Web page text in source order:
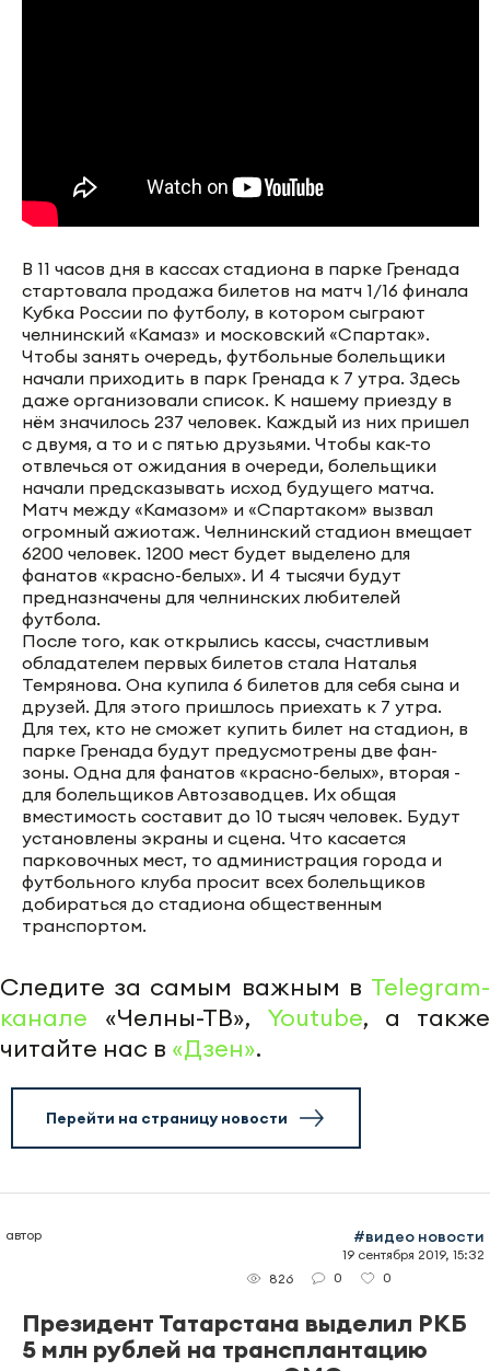
В 11 часов дня в кассах стадиона в парке Гренада
стартовала продажа билетов на матч 1/16 финала
Кубка России по футболу, в котором сыграют
челнинский «Камаз» и московский «Спартак».
Чтобы занять очередь, футбольные болельщики
начали приходить в парк Гренада к 7 утра. Здесь
даже организовали список. К нашему приезду в
нём значилось 237 человек. Каждый из них пришел
с двумя, а то и с пятью друзьями. Чтобы как-то
отвлечься от ожидания в очереди, болельщики
начали предсказывать исход будущего матча.
Матч между «Камазом» и «Спартаком» вызвал
огромный ажиотаж. Челнинский стадион вмещает
6200 человек. 1200 мест будет выделено для
фанатов «красно-белых». И 4 тысячи будут
предназначены для челнинских любителей
футбола.
После того, как открылись кассы, счастливым
обладателем первых билетов стала Наталья
Темрянова. Она купила 6 билетов для себя сына и
друзей. Для этого пришлось приехать к 7 утра.
Для тех, кто не сможет купить билет на стадион, в
парке Гренада будут предусмотрены две фан-
зоны. Одна для фанатов «красно-белых», вторая -
для болельщиков Автозаводцев. Их общая
вместимость составит до 10 тысяч человек. Будут
установлены экраны и сцена. Что касается
парковочных мест, то администрация города и
футбольного клуба просит всех болельщиков
добираться до стадиона общественным
транспортом.
Следите за самым важным в Telegram-
канале «Челны-ТВ», Youtube, а также
читайте нас в «Дзен».
Перейти на страницу новости
автор #видео новости
19 сентября 2019, 15:32
826
0 0
Президент Татарстана выделил РКБ
5 млн рублей на трансплантацию